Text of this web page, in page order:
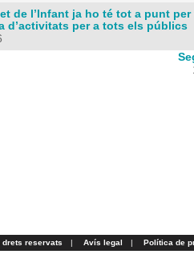
de l’Infant ja ho té tot a punt
d’activitats per a tots els públics
drets reservats | Avís legal | Política de